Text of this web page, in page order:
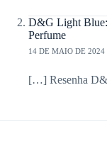
D&G Light Blue:
Perfume
14 DE MAIO DE 2024
[…] Resenha